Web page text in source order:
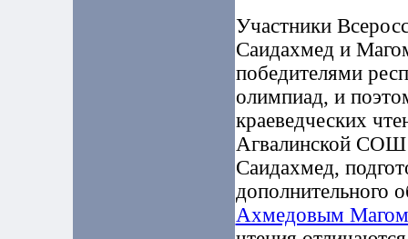
Участники
Саидахмед и
победителями
олимпиад, и
краеведческих
Агвалинской СОШ
Саидахмед,
дополнительного
Ахмедовым